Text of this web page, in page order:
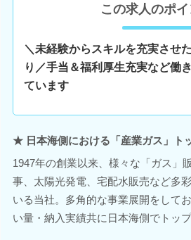
この求人のポイ
＼未経験からスキルを充実させ
り／手当＆福利厚生充実など働
ています
★ 日本海側における「産業ガス」ト
1947年の創業以来、様々な「ガス」
事、太陽光発電、宅配水販売など多
いる当社。多角的な事業展開をして
い量・納入実績共に日本海側でトッ